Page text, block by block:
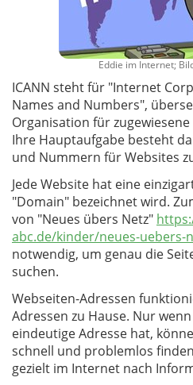
Eddie im Internet;
ICANN steht für "Internet
Names and Numbers",
Organisation für
Ihre Hauptaufgabe besteht
und Nummern für Websites
Jede Website hat eine
"Domain" bezeichnet wird.
von "Neues übers Netz"
abc.de/kinder/neues-uebers-
notwendig, um genau die
suchen.
Webseiten-Adressen
Adressen zu Hause. Nur
eindeutige Adresse hat,
schnell und problemlos
gezielt im Internet nach